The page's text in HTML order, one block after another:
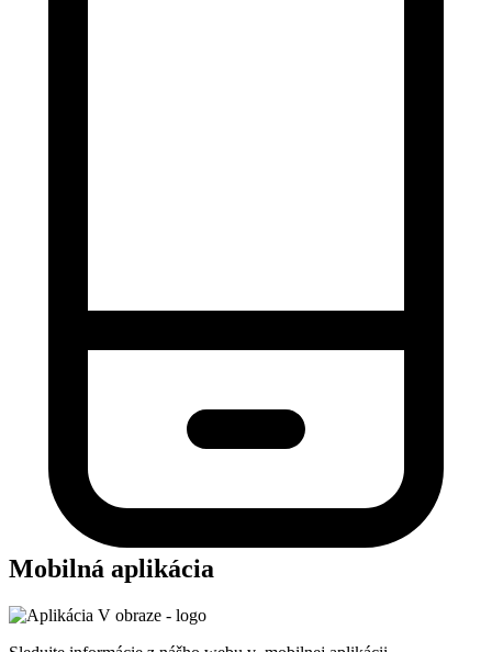
Mobilná aplikácia